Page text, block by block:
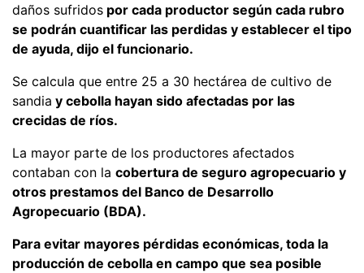
daños sufridos por cada productor según cada rubro
se podrán cuantificar las perdidas y establecer el tipo
de ayuda, dijo el funcionario.
Se calcula que entre 25 a 30 hectárea de cultivo de
sandia y cebolla hayan sido afectadas por las
crecidas de ríos.
La mayor parte de los productores afectados
contaban con la cobertura de seguro agropecuario y
otros prestamos del Banco de Desarrollo
Agropecuario (BDA).
Para evitar mayores pérdidas económicas, toda la
producción de cebolla en campo que sea posible